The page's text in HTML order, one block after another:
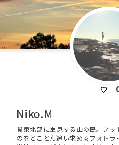
Niko.M
関東北部に生息する山の民。フッ
のをとことん追い求めるフォト